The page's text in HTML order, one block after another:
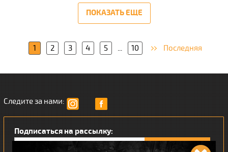
ПОКАЗАТЬ ЕЩЕ
1 2 3 4 5 ... 10 Последняя
Следите за нами:
Подписаться на рассылку: